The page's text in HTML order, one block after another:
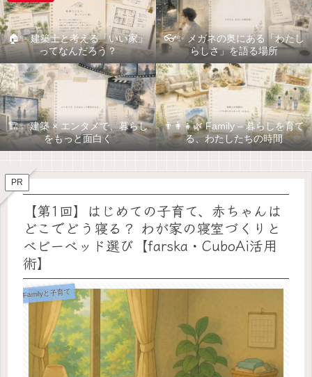
🏠✨ 建築士と考える「いい家」
ってなんだろう？
👓✨ メガネの奥にある「わたし
らしさ」を語る場所
🏗️✨ 建築 × エンタメで、暮らし
をもっと面白く
👨‍👩‍👧🌿 Family – 暮らしを育て
る、わたしたちの時間
PR
【第1回】はじめての子育て、赤ちゃんは
どこでどう寝る？ わが家の寝室づくりと
ベビーベッド選び【farska・CuboAi活用
術】
Familyと子育て